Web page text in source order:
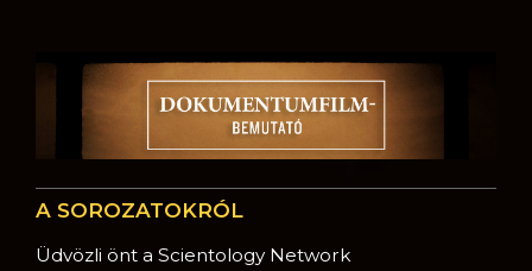
A SOROZATOKRÓL
Üdvözli önt a Scientology Network